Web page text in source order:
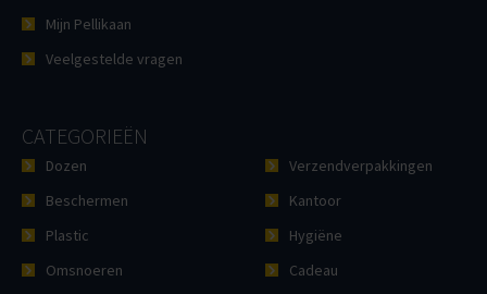
Mijn Pellikaan
Veelgestelde vragen
CATEGORIEËN
Dozen
Beschermen
Plastic
Omsnoeren
Verzendverpakkingen
Kantoor
Hygiëne
Cadeau